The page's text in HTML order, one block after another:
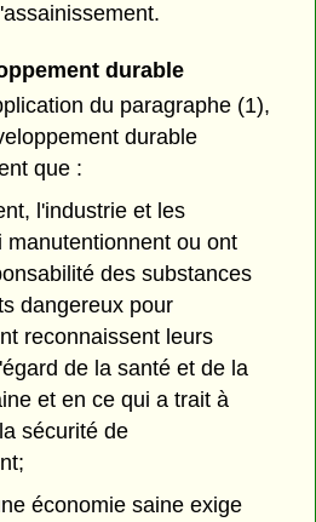
durable
du paragraphe (1),
durable
que :
l'industrie et les
manutentionnent ou ont
des substances
dangereux pour
reconnaissent leurs
de la santé et de la
et en ce qui a trait à
sécurité de
économie saine exige